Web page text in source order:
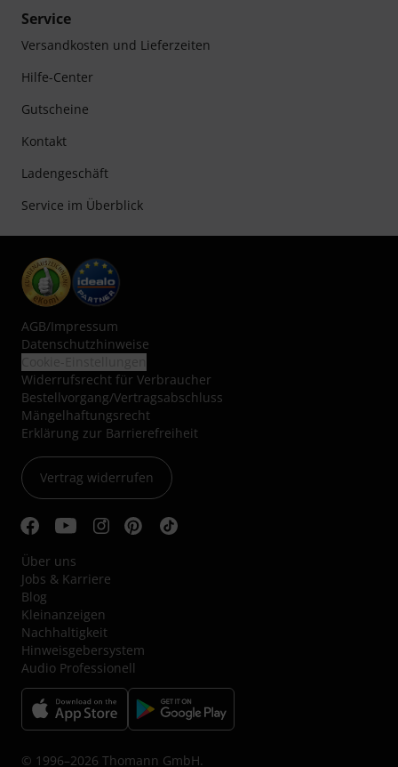
Service
Versandkosten und Lieferzeiten
Hilfe-Center
Gutscheine
Kontakt
Ladengeschäft
Service im Überblick
AGB/Impressum
Datenschutzhinweise
Widerrufsrecht für Verbraucher
Bestellvorgang/Vertragsabschluss
Mängelhaftungsrecht
Erklärung zur Barrierefreiheit
Vertrag widerrufen
Über uns
Jobs & Karriere
Blog
Kleinanzeigen
Nachhaltigkeit
Hinweisgebersystem
Audio Professionell
© 1996–2026 Thomann GmbH.